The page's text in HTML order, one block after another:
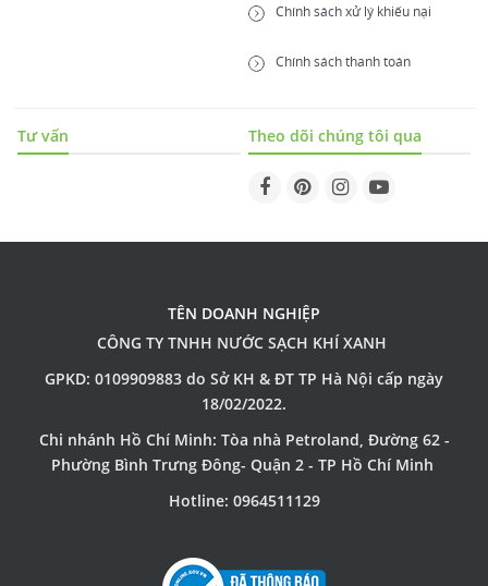
Chính sách xử lý khiếu nại
Chính sách thanh toán
Tư vấn Theo dõi chúng tôi qua
TÊN DOANH NGHIỆP
CÔNG TY TNHH NƯỚC SẠCH KHÍ XANH
GPKD: 0109909883 do Sở KH & ĐT TP Hà Nội cấp ngày
18/02/2022.
Chi nhánh Hồ Chí Minh: Tòa nhà Petroland, Đường 62 -
Phường Bình Trưng Đông- Quận 2 - TP Hồ Chí Minh
Hotline: 0964511129